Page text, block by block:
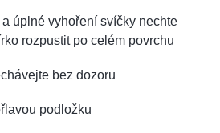
úplné vyhoření svíčky nechte
rozpustit po celém povrchu
bez dozoru
podložku